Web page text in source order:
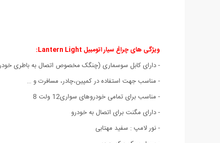
ویژگی های چراغ سیار اتومبیل Lantern Light:
- دارای کابل سوسماری (چنگک مخصوص اتصال به باطری
- مناسب جهت استفاده در کمپین،چادر، مسافرت و …
- مناسب برای تمامی خودروهای سواری12 ولت 8
- دارای مگنت برای اتصال به خودرو
- نور لامپ : سفید مهتابی